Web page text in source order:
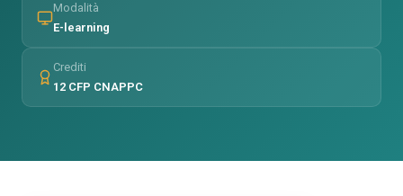
Modalità
E-learning
Crediti
12 CFP CNAPPC